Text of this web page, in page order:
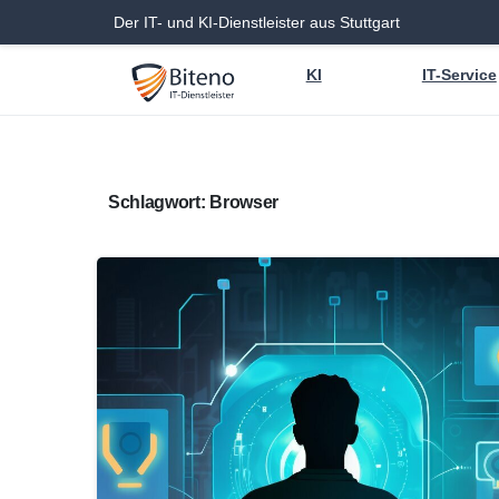
Der IT- und KI-Dienstleister aus Stuttgart
KI IT-Service
Schlagwort: Browser